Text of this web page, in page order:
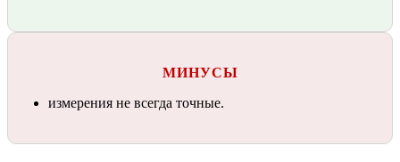
МИНУСЫ
измерения не всегда точные.